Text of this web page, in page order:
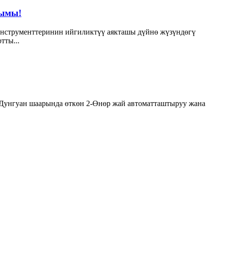
ийгиликтүү аякташы дүйнө жүзүндөгү
шаарында өткөн 2-Өнөр жай автоматташтыруу жана